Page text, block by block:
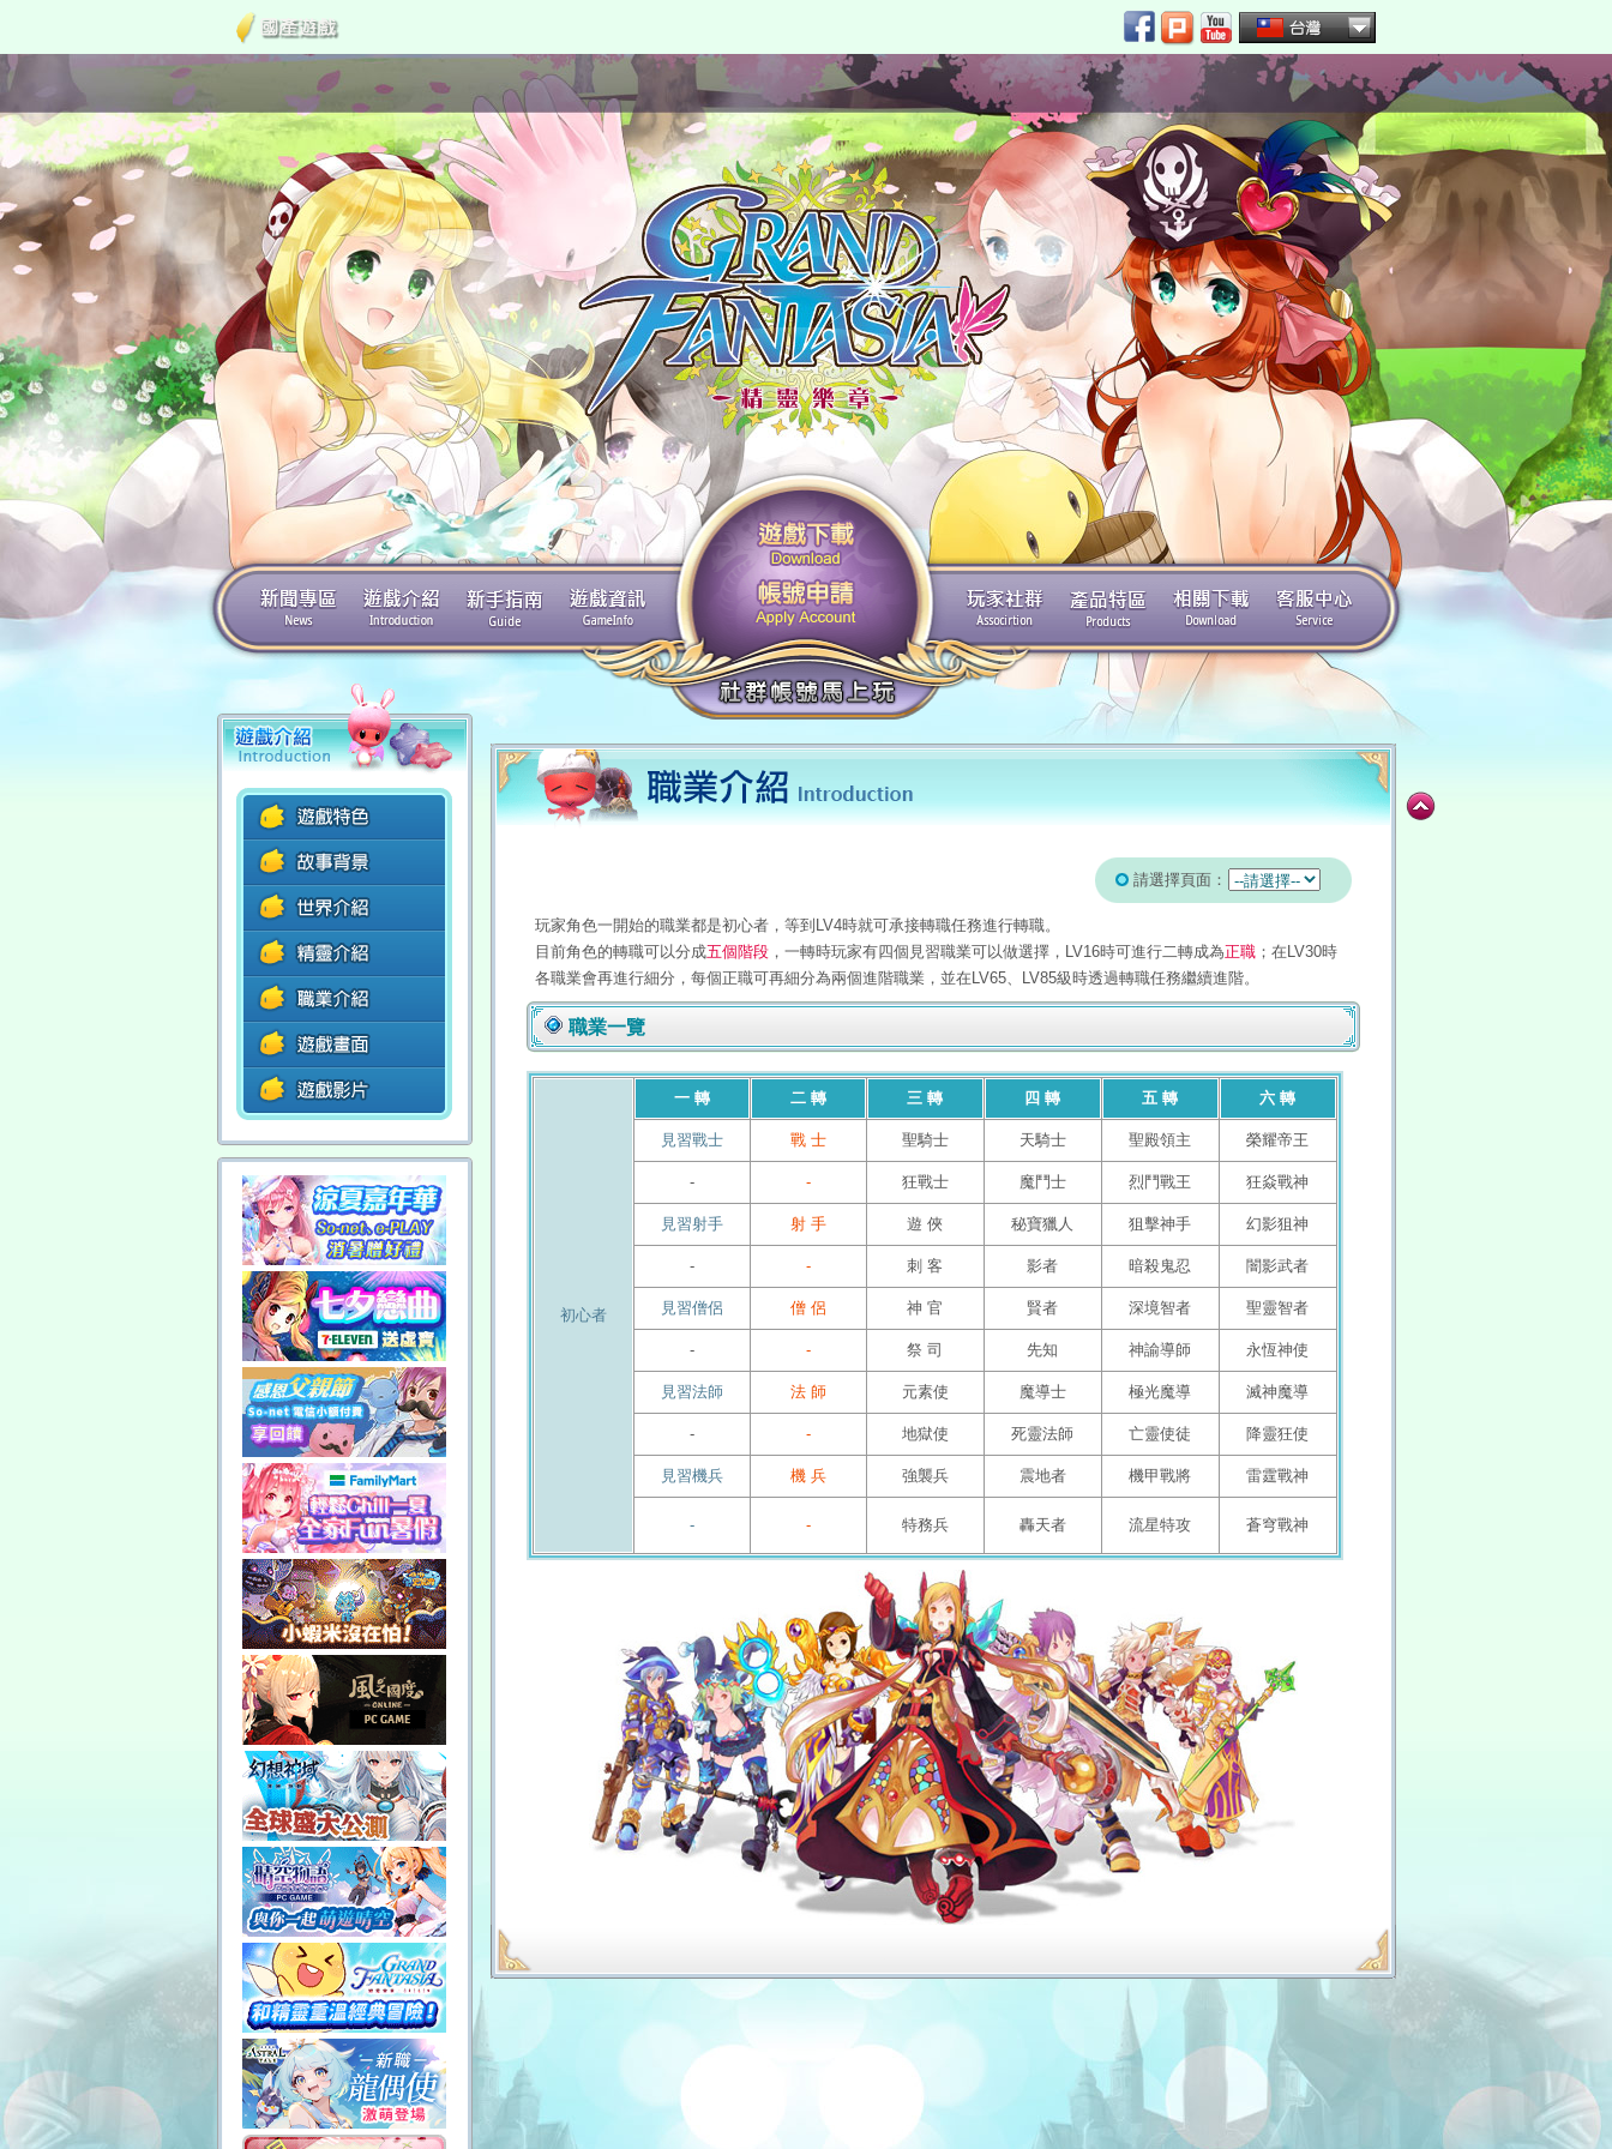
請選擇頁面：
玩家角色一開始的職業都是初心者，等到LV4時就可承接轉職任務進行轉職。
目前角色的轉職可以分成五個階段，一轉時玩家有四個見習職業可以做選擇，LV16時可進行二轉成為正職；在LV30時
各職業會再進行細分，每個正職可再細分為兩個進階職業，並在LV65、LV85級時透過轉職任務繼續進階。
職業一覽
初心者
一 轉 二 轉 三 轉 四 轉 五 轉 六 轉
見習戰士 戰 士 聖騎士 天騎士 聖殿領主 榮耀帝王
- - 狂戰士 魔鬥士 烈鬥戰王 狂焱戰神
見習射手 射 手 遊 俠 秘寶獵人 狙擊神手 幻影狙神
- - 刺 客 影者 暗殺鬼忍 闇影武者
見習僧侶 僧 侶 神 官 賢者 深境智者 聖靈智者
- - 祭 司 先知 神諭導師 永恆神使
見習法師 法 師 元素使 魔導士 極光魔導 滅神魔導
- - 地獄使 死靈法師 亡靈使徒 降靈狂使
見習機兵 機 兵 強襲兵 震地者 機甲戰將 雷霆戰神
- - 特務兵 轟天者 流星特攻 蒼穹戰神